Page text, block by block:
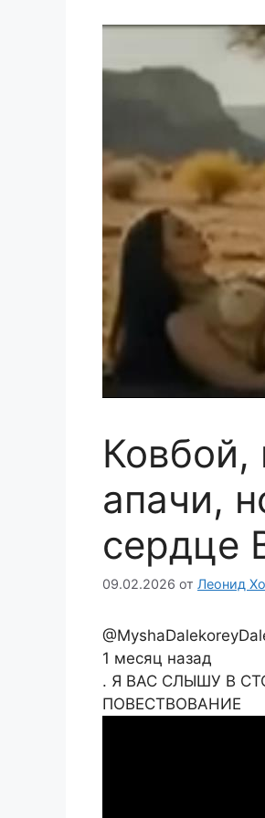
Ковбой,
апачи,
сердце
09.02.2026 от Леонид
1 месяц назад
. Я ВАС СЛЫШУ В
ПОВЕСТВОВАНИЕ